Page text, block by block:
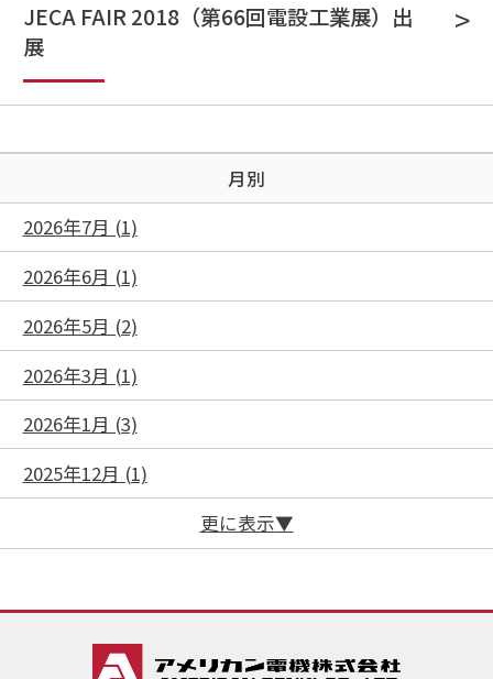
JECA FAIR 2018（第66回電設工業展）出
展
月別
2026年7月 (1)
2026年6月 (1)
2026年5月 (2)
2026年3月 (1)
2026年1月 (3)
2025年12月 (1)
更に表示